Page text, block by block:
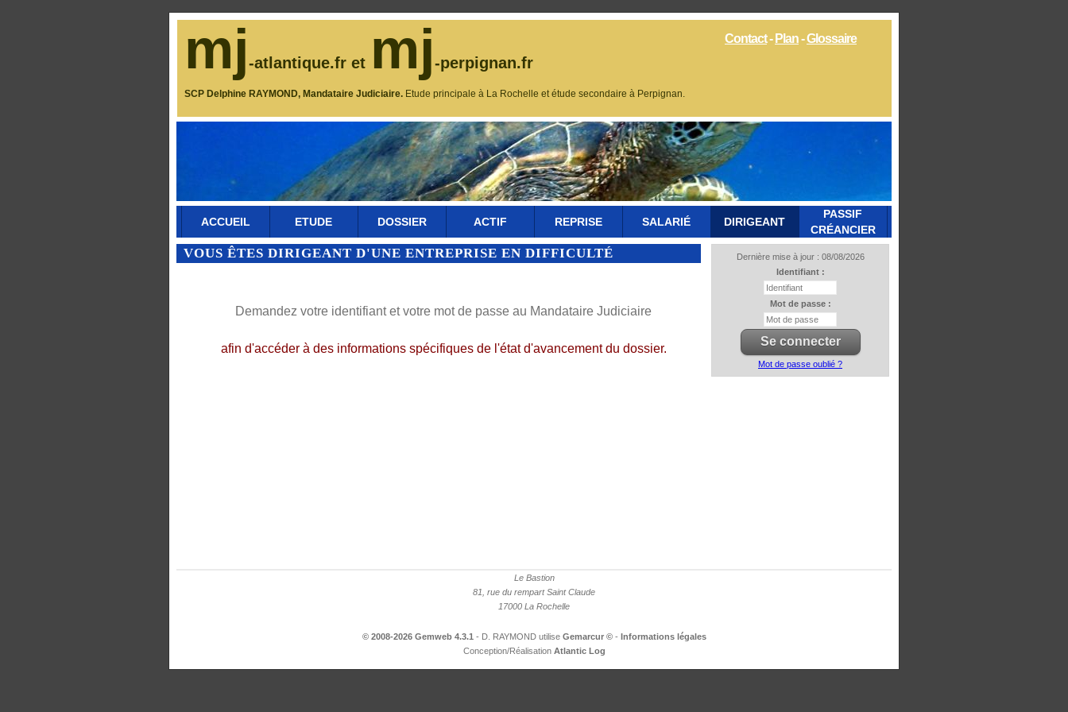
mj-atlantique.fr et mj-perpignan.fr
SCP Delphine RAYMOND, Mandataire Judiciaire. Etude principale à La Rochelle et étude secondaire à Perpignan.
Contact- Plan-Glossaire
ACCUEIL ETUDE DOSSIER ACTIF REPRISE SALARIÉ DIRIGEANT
PASSIF
CRÉANCIER
Dernière mise à jour : 08/08/2026
Identifiant :
Mot de passe :
Mot de passe oublié ?
VOUS ÊTES DIRIGEANT D'UNE ENTREPRISE EN DIFFICULTÉ
Demandez votre identifiant et votre mot de passe au Mandataire Judiciaire
afin d'accéder à des informations spécifiques de l'état d'avancement du dossier.
Le Bastion
81, rue du rempart Saint Claude
17000 La Rochelle
© 2008-2026 Gemweb 4.3.1 - D. RAYMOND utilise Gemarcur © - Informations légales
Conception/Réalisation Atlantic Log